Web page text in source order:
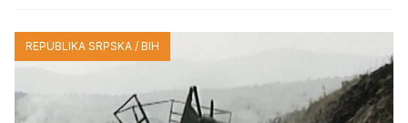
REPUBLIKA SRPSKA / BIH